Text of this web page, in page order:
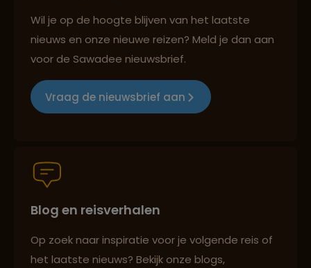
Reizen met oog voor mens, cultuur en milieu
Groepsreizen mét indivuele vrijheid
Persoonlijk en deskundig reisadvies
Best beoordeelde reisroutes
Wil je op de hoogte blijven van het laatste
nieuws en onze nieuwe reizen? Meld je dan aan
voor de Sawadee nieuwsbrief.
Vraag de nieuwsbrief aan
Blog en reisverhalen
Op zoek naar inspiratie voor je volgende reis of
het laatste nieuws? Bekijk onze blogs,